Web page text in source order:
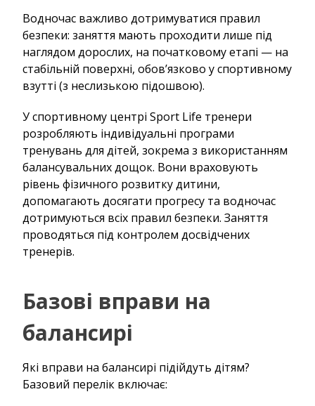
Водночас важливо дотримуватися правил
безпеки: заняття мають проходити лише під
наглядом дорослих, на початковому етапі — на
стабільній поверхні, обов’язково у спортивному
взутті (з неслизькою підошвою).
У спортивному центрі Sport Life тренери
розробляють індивідуальні програми
тренувань для дітей, зокрема з використанням
балансувальних дощок. Вони враховують
рівень фізичного розвитку дитини,
допомагають досягати прогресу та водночас
дотримуються всіх правил безпеки. Заняття
проводяться під контролем досвідчених
тренерів.
Базові вправи на
балансирі
Які вправи на балансирі підійдуть дітям?
Базовий перелік включає: